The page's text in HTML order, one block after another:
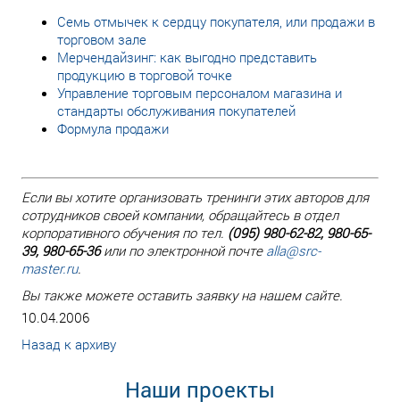
Семь отмычек к сердцу покупателя, или продажи в
торговом зале
Мерчендайзинг: как выгодно представить
продукцию в торговой точке
Управление торговым персоналом магазина и
стандарты обслуживания покупателей
Формула продажи
Если вы хотите организовать тренинги этих авторов для
сотрудников своей компании, обращайтесь в отдел
корпоративного обучения по тел. (095) 980-62-82, 980-65-
39, 980-65-36или по электронной почте alla@src-
master.ru.
Вы также можете оставить заявку на нашем сайте.
10.04.2006
Назад к архиву
Наши проекты